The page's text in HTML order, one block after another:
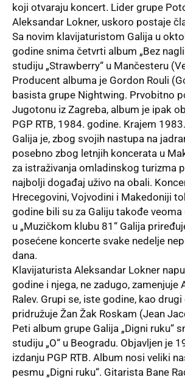
koji otvaraju koncert. Lider grupe
Aleksandar Lokner, uskoro postaje
Sa novim klavijaturistom Galija u
godine snima četvrti album „Bez
studiju „Strawberry“ u Mančesteru
Producent albuma je Gordon Rouli
basista grupe Nightwing. Prvobitno
Jugotonu iz Zagreba, album je ipak
PGP RTB, 1984. godine. Krajem
Galija je, zbog svojih nastupa na
posebno zbog letnjih koncerata u
za istraživanja omladinskog turizma
najbolji događaj uživo na obali.
Hrecegovini, Vojvodini i Makedoniji
godine bili su za Galiju takođe veoma
u „Muzičkom klubu 81“ Galija
posećene koncerte svake nedelje
dana.
Klavijaturista Aleksandar Lokner
godine i njega, ne zadugo, zamenjuje
Ralev. Grupi se, iste godine, kao
pridružuje Žan Žak Roskam (Jean
Peti album grupe Galija „Digni ruku“
studiju „O“ u Beogradu. Objavljen je
izdanju PGP RTB. Album nosi veliki
pesmu „Digni ruku“. Gitarista Bane